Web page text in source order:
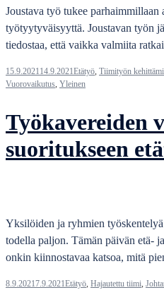
Joustava työ tukee parhaimmillaan
työtyytyväisyyttä. Joustavan työn
tiedostaa, että vaikka valmiita
15.9.2021 14.9.2021Etätyö Tiimityön
Vuorovaikutus Yleinen
Työkavereiden
suoritukseen
Yksilöiden ja ryhmien
todella paljon. Tämän päivän etä-
onkin kiinnostavaa katsoa, mitä
8.9.20217.9.2021Etätyö Hajautettu tiimi